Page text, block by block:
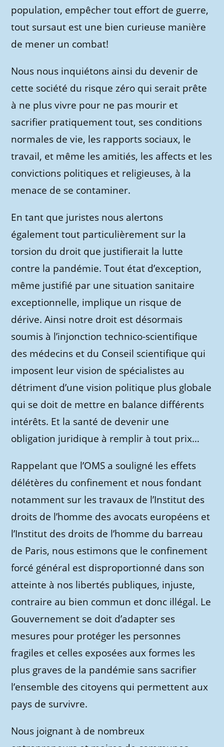
population, empêcher tout effort de guerre,
tout sursaut est une bien curieuse manière
de mener un combat!
Nous nous inquiétons ainsi du devenir de
cette société du risque zéro qui serait prête
à ne plus vivre pour ne pas mourir et
sacrifier pratiquement tout, ses conditions
normales de vie, les rapports sociaux, le
travail, et même les amitiés, les affects et les
convictions politiques et religieuses, à la
menace de se contaminer.
En tant que juristes nous alertons
également tout particulièrement sur la
torsion du droit que justifierait la lutte
contre la pandémie. Tout état d’exception,
même justifié par une situation sanitaire
exceptionnelle, implique un risque de
dérive. Ainsi notre droit est désormais
soumis à l’injonction technico-scientifique
des médecins et du Conseil scientifique qui
imposent leur vision de spécialistes au
détriment d’une vision politique plus globale
qui se doit de mettre en balance différents
intérêts. Et la santé de devenir une
obligation juridique à remplir à tout prix…
Rappelant que l’OMS a souligné les effets
délétères du confinement et nous fondant
notamment sur les travaux de l’Institut des
droits de l’homme des avocats européens et
l’Institut des droits de l’homme du barreau
de Paris, nous estimons que le confinement
forcé général est disproportionné dans son
atteinte à nos libertés publiques, injuste,
contraire au bien commun et donc illégal. Le
Gouvernement se doit d’adapter ses
mesures pour protéger les personnes
fragiles et celles exposées aux formes les
plus graves de la pandémie sans sacrifier
l’ensemble des citoyens qui permettent aux
pays de survivre.
Nous joignant à de nombreux